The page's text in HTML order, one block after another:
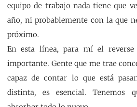
equipo de trabajo nada tiene que
año, ni probablemente con la que
próximo.
En esta línea, para mí el
importante. Gente que me trae
capaz de contar lo que está
distinta, es esencial. Tenemos